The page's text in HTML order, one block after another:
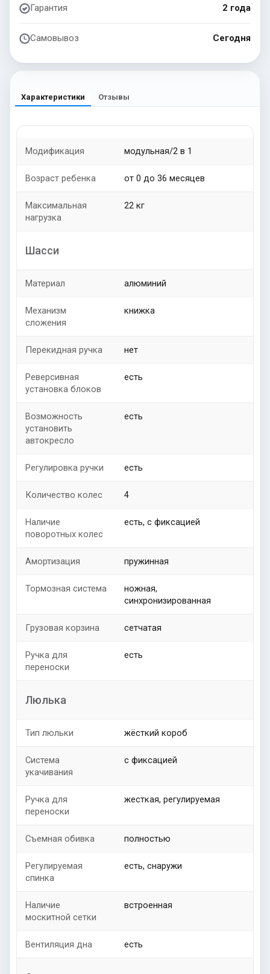
Гарантия 2 года
Самовывоз Сегодня
Характеристики Отзывы
Модификация модульная/2 в 1
Возраст ребенка от 0 до 36 месяцев
Максимальная
нагрузка
22 кг
Шасси
Материал алюминий
Механизм
сложения
книжка
Перекидная ручка нет
Реверсивная
установка блоков
есть
Возможность
установить
автокресло
есть
Регулировка ручки есть
Количество колес 4
Наличие
поворотных колес
есть, с фиксацией
Амортизация пружинная
Тормозная система
ножная,
синхронизированная
Грузовая корзина сетчатая
Ручка для
переноски
есть
Люлька
Тип люльки жёсткий короб
Система
укачивания
с фиксацией
Ручка для
переноски
жесткая, регулируемая
Съемная обивка полностью
Регулируемая
спинка
есть, снаружи
Наличие
москитной сетки
встроенная
Вентиляция дна есть